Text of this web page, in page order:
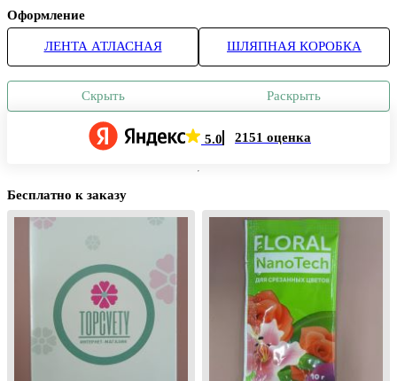
Оформление
ЛЕНТА АТЛАСНАЯ ШЛЯПНАЯ КОРОБКА
Скрыть Раскрыть
5.0 2151 оценка
Бесплатно к заказу